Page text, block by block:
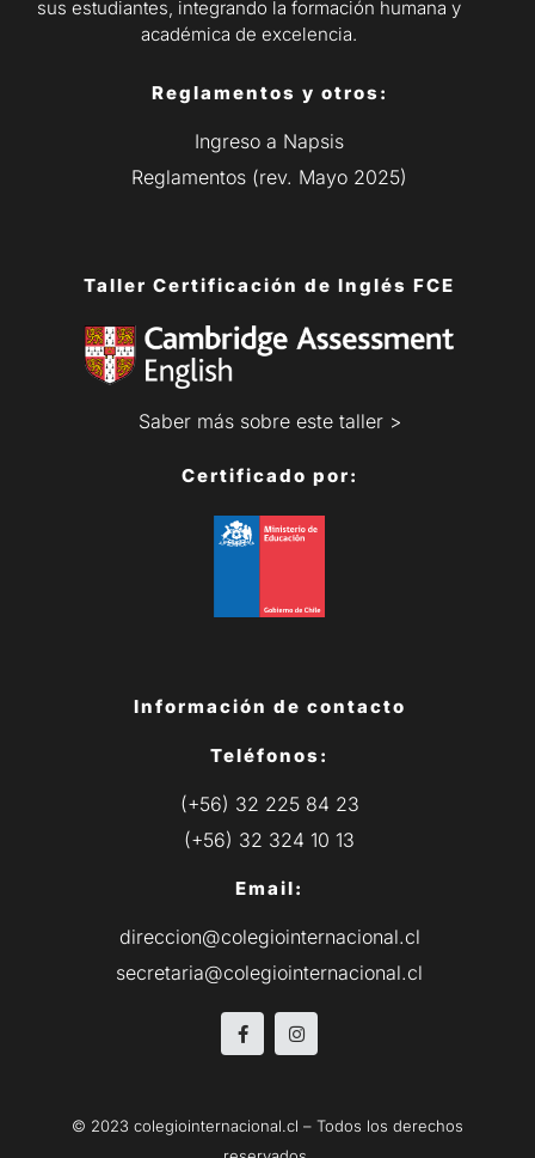
sus estudiantes, integrando la formación humana y
académica de excelencia.
Reglamentos y otros:
Ingreso a Napsis
Reglamentos (rev. Mayo 2025)
Taller Certificación de Inglés FCE
Saber más sobre este taller >
Certificado por:
Información de contacto
Teléfonos:
(+56) 32 225 84 23
(+56) 32 324 10 13
Email:
direccion@colegiointernacional.cl
secretaria@colegiointernacional.cl
© 2023 colegiointernacional.cl – Todos los derechos